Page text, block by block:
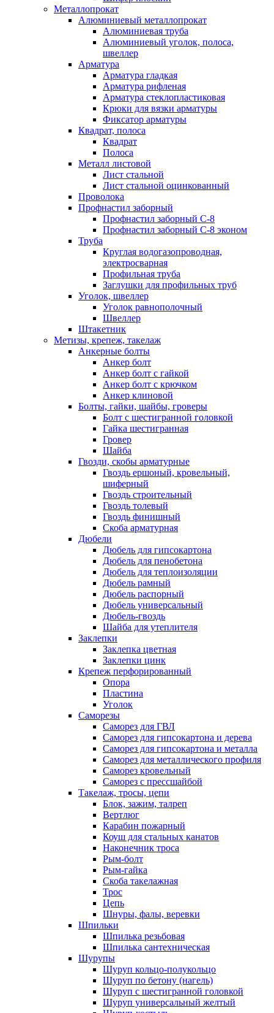
Металлопрокат
Алюминиевый металлопрокат
Алюминиевая труба
Алюминиевый уголок, полоса,
швеллер
Арматура
Арматура гладкая
Арматура рифленая
Арматура стеклопластиковая
Крюки для вязки арматуры
Фиксатор арматуры
Квадрат, полоса
Квадрат
Полоса
Металл листовой
Лист стальной
Лист стальной оцинкованный
Проволока
Профнастил заборный
Профнастил заборный С-8
Профнастил заборный С-8 эконом
Труба
Круглая водогазопроводная,
электросварная
Профильная труба
Заглушки для профильных труб
Уголок, швеллер
Уголок равнополочный
Швеллер
Штакетник
Метизы, крепеж, такелаж
Анкерные болты
Анкер болт
Анкер болт с гайкой
Анкер болт с крючком
Анкер клиновой
Болты, гайки, шайбы, гроверы
Болт c шестигранной головкой
Гайка шестигранная
Гровер
Шайба
Гвозди, скобы арматурные
Гвоздь ершоный, кровельный,
шиферный
Гвоздь строительный
Гвоздь толевый
Гвоздь финишный
Скоба арматурная
Дюбели
Дюбель для гипсокартона
Дюбель для пенобетона
Дюбель для теплоизоляции
Дюбель рамный
Дюбель распорный
Дюбель универсальный
Дюбель-гвоздь
Шайба для утеплителя
Заклепки
Заклепка цветная
Заклепки цинк
Крепеж перфорированный
Опора
Пластина
Уголок
Саморезы
Саморез для ГВЛ
Саморез для гипсокартона и дерева
Саморез для гипсокартона и металла
Саморез для металлического профиля
Саморез кровельный
Саморез с прессшайбой
Такелаж, тросы, цепи
Блок, зажим, талреп
Вертлюг
Карабин пожарный
Коуш для стальных канатов
Наконечник троса
Рым-болт
Рым-гайка
Скоба такелажная
Трос
Цепь
Шнуры, фалы, веревки
Шпильки
Шпилька резьбовая
Шпилька сантехническая
Шурупы
Шуруп кольцо-полукольцо
Шуруп по бетону (нагель)
Шуруп с шестигранной головкой
Шуруп универсальный желтый